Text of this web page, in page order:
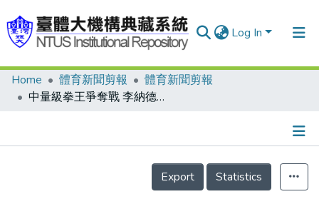
Log In
Communities & Collections
Home 體育新聞剪報
體育新聞剪報
中量級拳王爭奪戰 李納德挑戰哈格勒 獎金合計九億台幣/美國高爾夫球獎金排行 陳志中排名97
Details
Export
Statistics